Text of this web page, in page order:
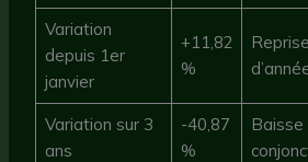
Variation
depuis 1er
janvier
+11,82
%
Variation sur 3
ans
-40,87
%
Baisse